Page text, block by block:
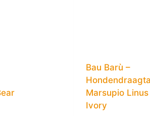
Bau Barù –
Marsupio
Ivory